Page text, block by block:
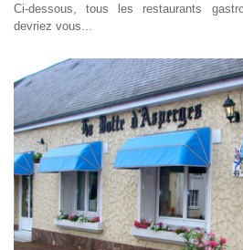
Ci-dessous, tous les restaurants
devriez vous...